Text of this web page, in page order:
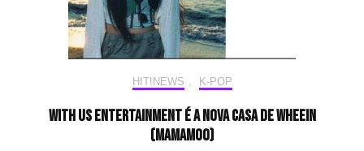
HIT!NEWS , K-POP
With Us Entertainment é a nova casa de Wheein
(MAMAMOO)